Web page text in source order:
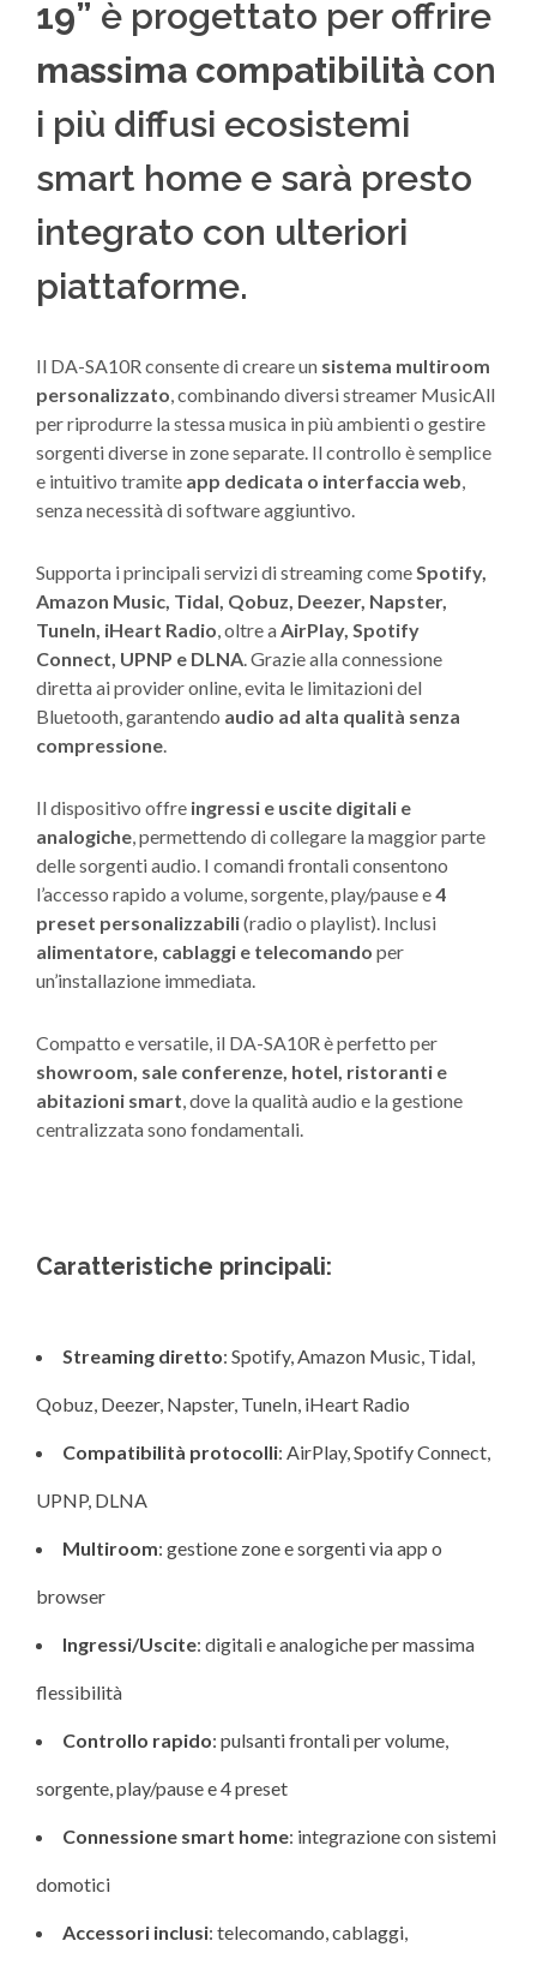
19” è progettato per offrire
massima compatibilità con
i più diffusi ecosistemi
smart home e sarà presto
integrato con ulteriori
piattaforme.
Il DA-SA10R consente di creare un sistema multiroom
personalizzato, combinando diversi streamer MusicAll
per riprodurre la stessa musica in più ambienti o gestire
sorgenti diverse in zone separate. Il controllo è semplice
e intuitivo tramite app dedicata o interfaccia web,
senza necessità di software aggiuntivo.
Supporta i principali servizi di streaming comeSpotify,
Amazon Music, Tidal, Qobuz, Deezer, Napster,
TuneIn, iHeart Radio, oltre aAirPlay, Spotify
Connect, UPNP e DLNA. Grazie alla connessione
diretta ai provider online, evita le limitazioni del
Bluetooth, garantendo audio ad alta qualità senza
compressione.
Il dispositivo offre ingressi e uscite digitali e
analogiche, permettendo di collegare la maggior parte
delle sorgenti audio. I comandi frontali consentono
l’accesso rapido a volume, sorgente, play/pause e4
preset personalizzabili(radio o playlist). Inclusi
alimentatore, cablaggi e telecomando per
un’installazione immediata.
Compatto e versatile, il DA-SA10R è perfetto per
showroom, sale conferenze, hotel, ristoranti e
abitazioni smart, dove la qualità audio e la gestione
centralizzata sono fondamentali.
Caratteristiche principali:
Streaming diretto: Spotify, Amazon Music, Tidal,
Qobuz, Deezer, Napster, TuneIn, iHeart Radio
Compatibilità protocolli: AirPlay, Spotify Connect,
UPNP, DLNA
Multiroom: gestione zone e sorgenti via app o
browser
Ingressi/Uscite: digitali e analogiche per massima
flessibilità
Controllo rapido: pulsanti frontali per volume,
sorgente, play/pause e 4 preset
Connessione smart home: integrazione con sistemi
domotici
Accessori inclusi: telecomando, cablaggi,